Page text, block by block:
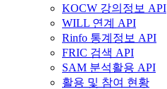
KOCW 강의정보 API
WILL 연계 API
Rinfo 통계정보 API
FRIC 검색 API
SAM 분석활용 API
활용 및 참여 현황